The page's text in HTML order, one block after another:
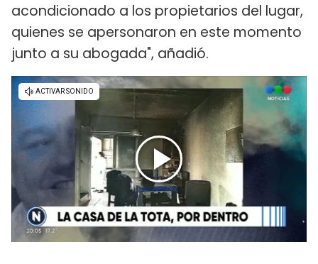
acondicionado a los propietarios del lugar,
quienes se apersonaron en este momento
junto a su abogada", añadió.